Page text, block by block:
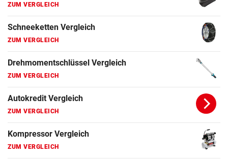
ZUM VERGLEICH
Schneeketten Vergleich
ZUM VERGLEICH
Drehmomentschlüssel Vergleich
ZUM VERGLEICH
Autokredit Vergleich
ZUM VERGLEICH
Kompressor Vergleich
ZUM VERGLEICH